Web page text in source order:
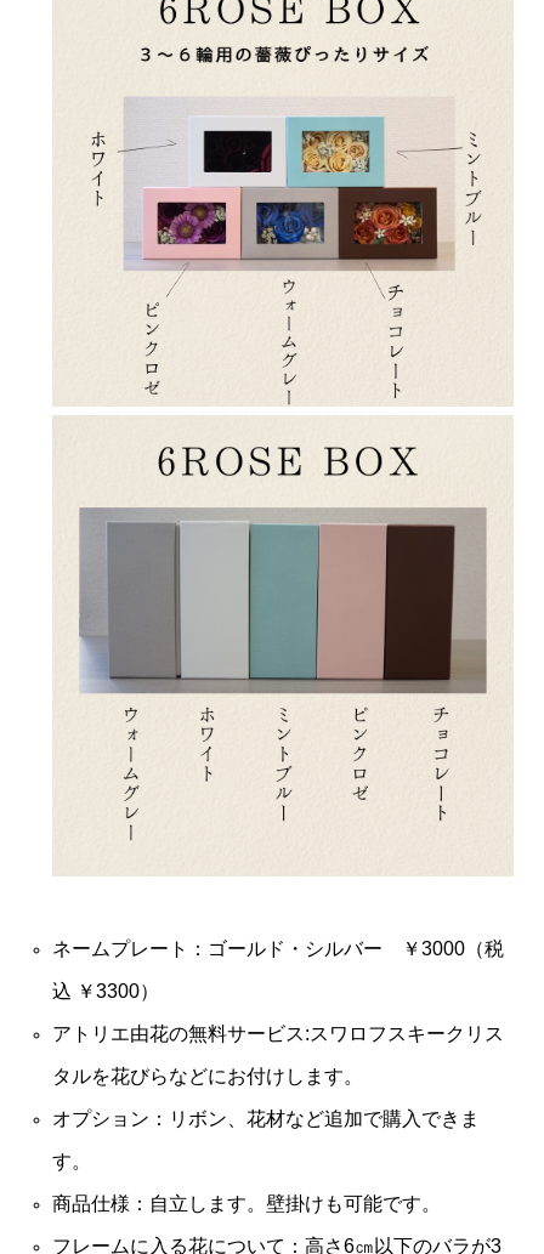
ネームプレート：ゴールド・シルバー ￥3000（税
込 ￥3300）
アトリエ由花の無料サービス:スワロフスキークリス
タルを花びらなどにお付けします。
オプション：リボン、花材など追加で購入できま
す。
商品仕様：自立します。壁掛けも可能です。
フレームに入る花について：高さ6㎝以下のバラが3